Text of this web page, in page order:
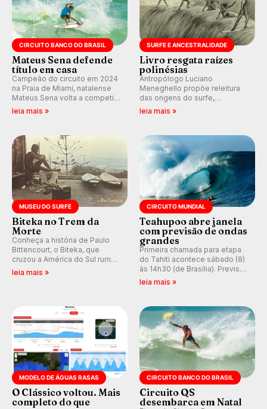
CIRCUITO BANCO DO BRASIL
Mateus Sena defende
título em casa
Campeão do circuito em 2024
na Praia de Miami, natalense
Mateus Sena volta a competir
em casa em busca de manter a
leia mais »
SURFE E ANCESTRALIDADE
Livro resgata raízes
polinésias
Antropólogo Luciano
Meneghello propõe releitura
das origens do surfe,
resgatando a cultura polinésia
prática em esporte e indústria.
leia mais »
MUSEU DO SURFE
Biteka no Trem da
Morte
Conheça a história de Paulo
Bittencourt, o Biteka, que
cruzou a América do Sul rumo
ao Pacífico em uma jornada
leia mais »
CIRCUITO MUNDIAL
Teahupoo abre janela
com previsão de ondas
grandes
Primeira chamada para etapa
do Tahiti acontece sábado (8)
às 14h30 (de Brasília). Previsão
indica swell consistente.
Kelly Slater convidado.
leia mais »
MODELO DE ÁGUAS RASAS
O Clássico voltou. Mais
completo do que
CIRCUITO BANCO DO BRASIL
Circuito QS
desembarca em Natal